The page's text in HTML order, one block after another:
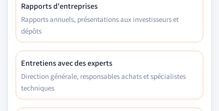
Rapports d'entreprises
Rapports annuels, présentations aux investisseurs et
dépôts
Entretiens avec des experts
Direction générale, responsables achats et spécialistes
techniques